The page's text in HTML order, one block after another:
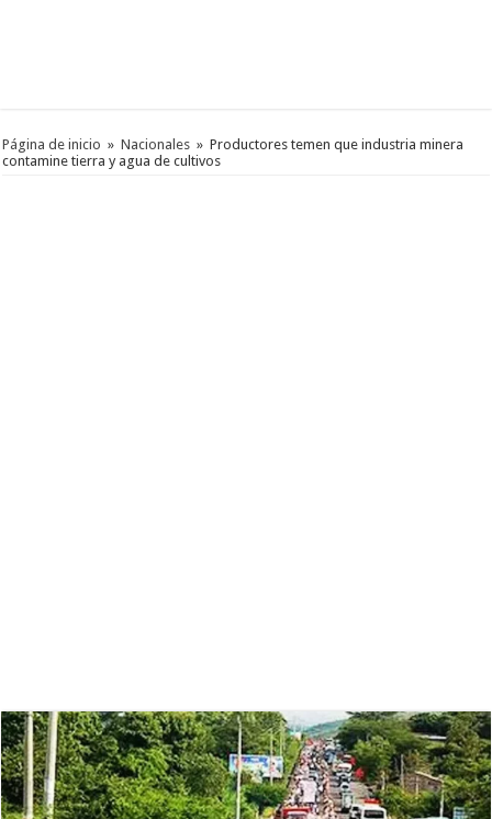
Página de inicio » Nacionales » Productores temen que industria minera
contamine tierra y agua de cultivos